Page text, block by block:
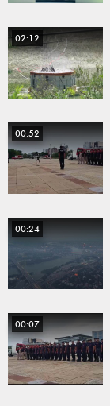
02:12
00:52
00:24
00:07